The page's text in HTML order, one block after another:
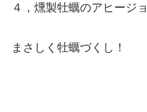
４，燻製牡蠣のアヒージョ
まさしく牡蠣づくし！